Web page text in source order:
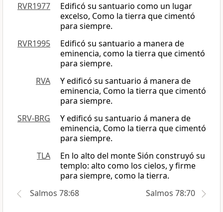
RVR1977
Edificó su santuario como un lugar
excelso, Como la tierra que cimentó
para siempre.
RVR1995
Edificó su santuario a manera de
eminencia, como la tierra que cimentó
para siempre.
RVA
Y edificó su santuario á manera de
eminencia, Como la tierra que cimentó
para siempre.
SRV-BRG
Y edificó su santuario á manera de
eminencia, Como la tierra que cimentó
para siempre.
TLA
En lo alto del monte Sión construyó su
templo: alto como los cielos, y firme
para siempre, como la tierra.
Salmos 78:68
Salmos 78:70